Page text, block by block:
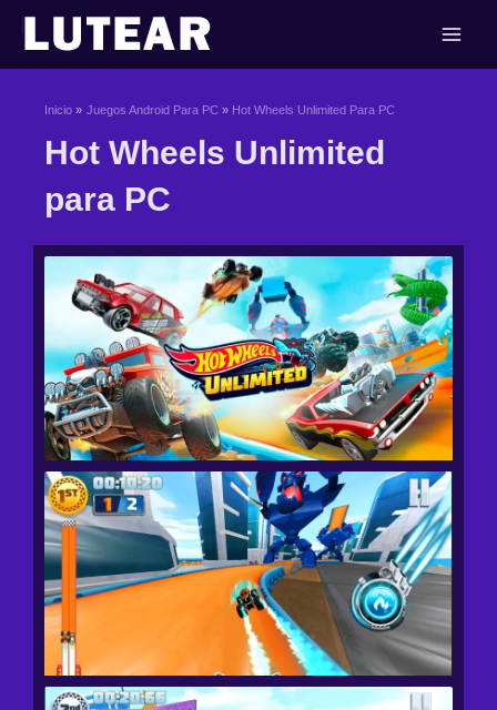
contenido
Inicio Juegos Android Para PC Hot Wheels Unlimited Para PC
Hot Wheels Unlimited
para PC